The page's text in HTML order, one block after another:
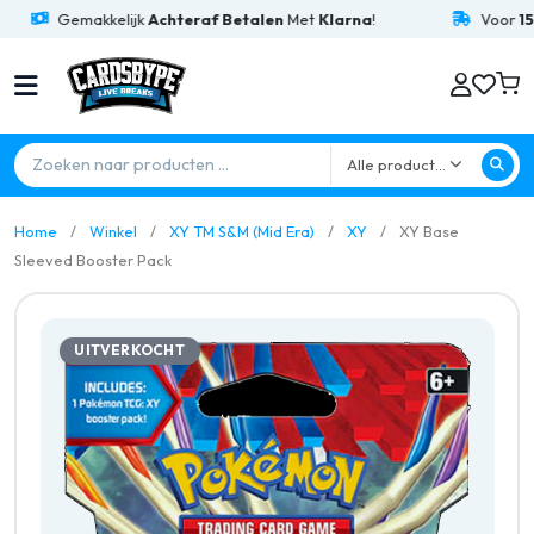
GemakkelijkAchteraf BetalenMetKlarna! Voor15:00
Alle producten
Home Winkel XY TM S&M (Mid Era) XY
XY Base
Sleeved Booster Pack
UITVERKOCHT